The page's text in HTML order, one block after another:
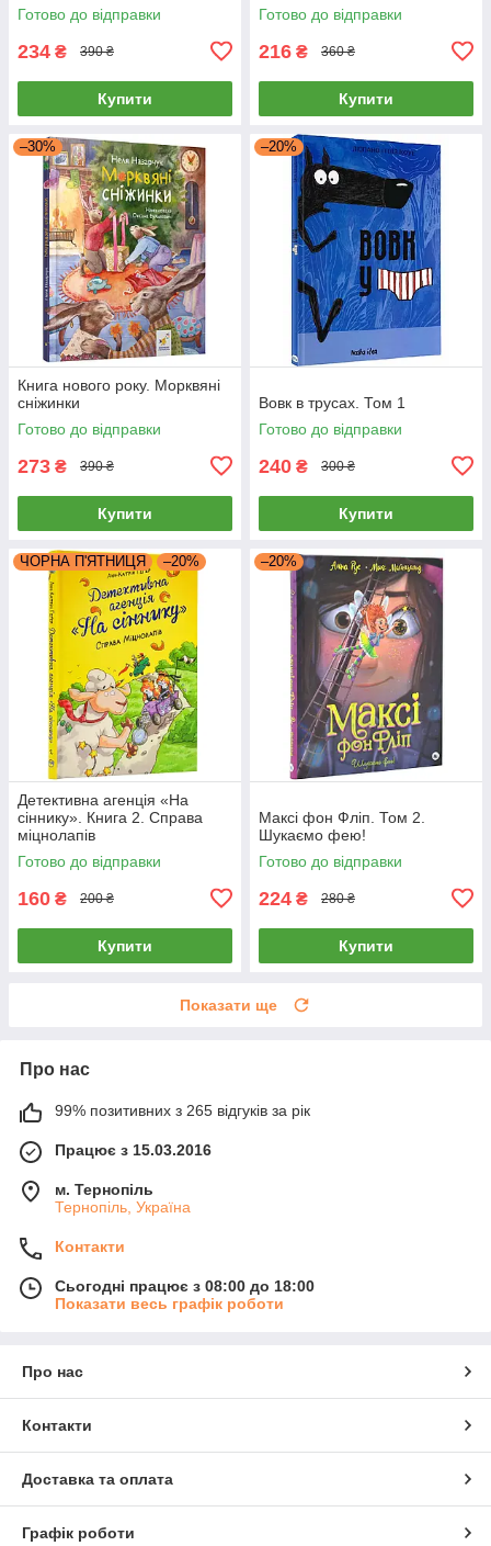
Готово до відправки
234 ₴ 390 ₴
Купити
Готово до відправки
216 ₴ 360 ₴
Купити
–30%
Книга нового року. Морквяні
сніжинки
Готово до відправки
273 ₴ 390 ₴
Купити
–20%
Вовк в трусах. Том 1
Готово до відправки
240 ₴ 300 ₴
Купити
ЧОРНА П'ЯТНИЦЯ –20%
Детективна агенція «На
сіннику». Книга 2. Справа
міцнолапів
Готово до відправки
160 ₴ 200 ₴
Купити
–20%
Максі фон Фліп. Том 2.
Шукаємо фею!
Готово до відправки
224 ₴ 280 ₴
Купити
Показати ще
Про нас
99% позитивних з 265 відгуків за рік
Працює з 15.03.2016
м. Тернопіль
Тернопіль, Україна
Контакти
Сьогодні працює з 08:00 до 18:00
Показати весь графік роботи
Про нас
Контакти
Доставка та оплата
Графік роботи